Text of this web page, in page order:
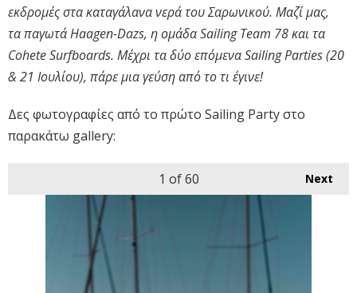
εκδρομές στα καταγάλανα νερά του Σαρωνικού. Μαζί μας,
τα παγωτά Haagen-Dazs, η ομάδα Sailing Team 78 και τα
Cohete Surfboards. Μέχρι τα δύο επόμενα Sailing Parties (20
& 21 Ιουλίου), πάρε μια γεύση από το τι έγινε!
Δες φωτογραφίες από το πρώτο Sailing Party στο
παρακάτω gallery:
Next
1 of 60